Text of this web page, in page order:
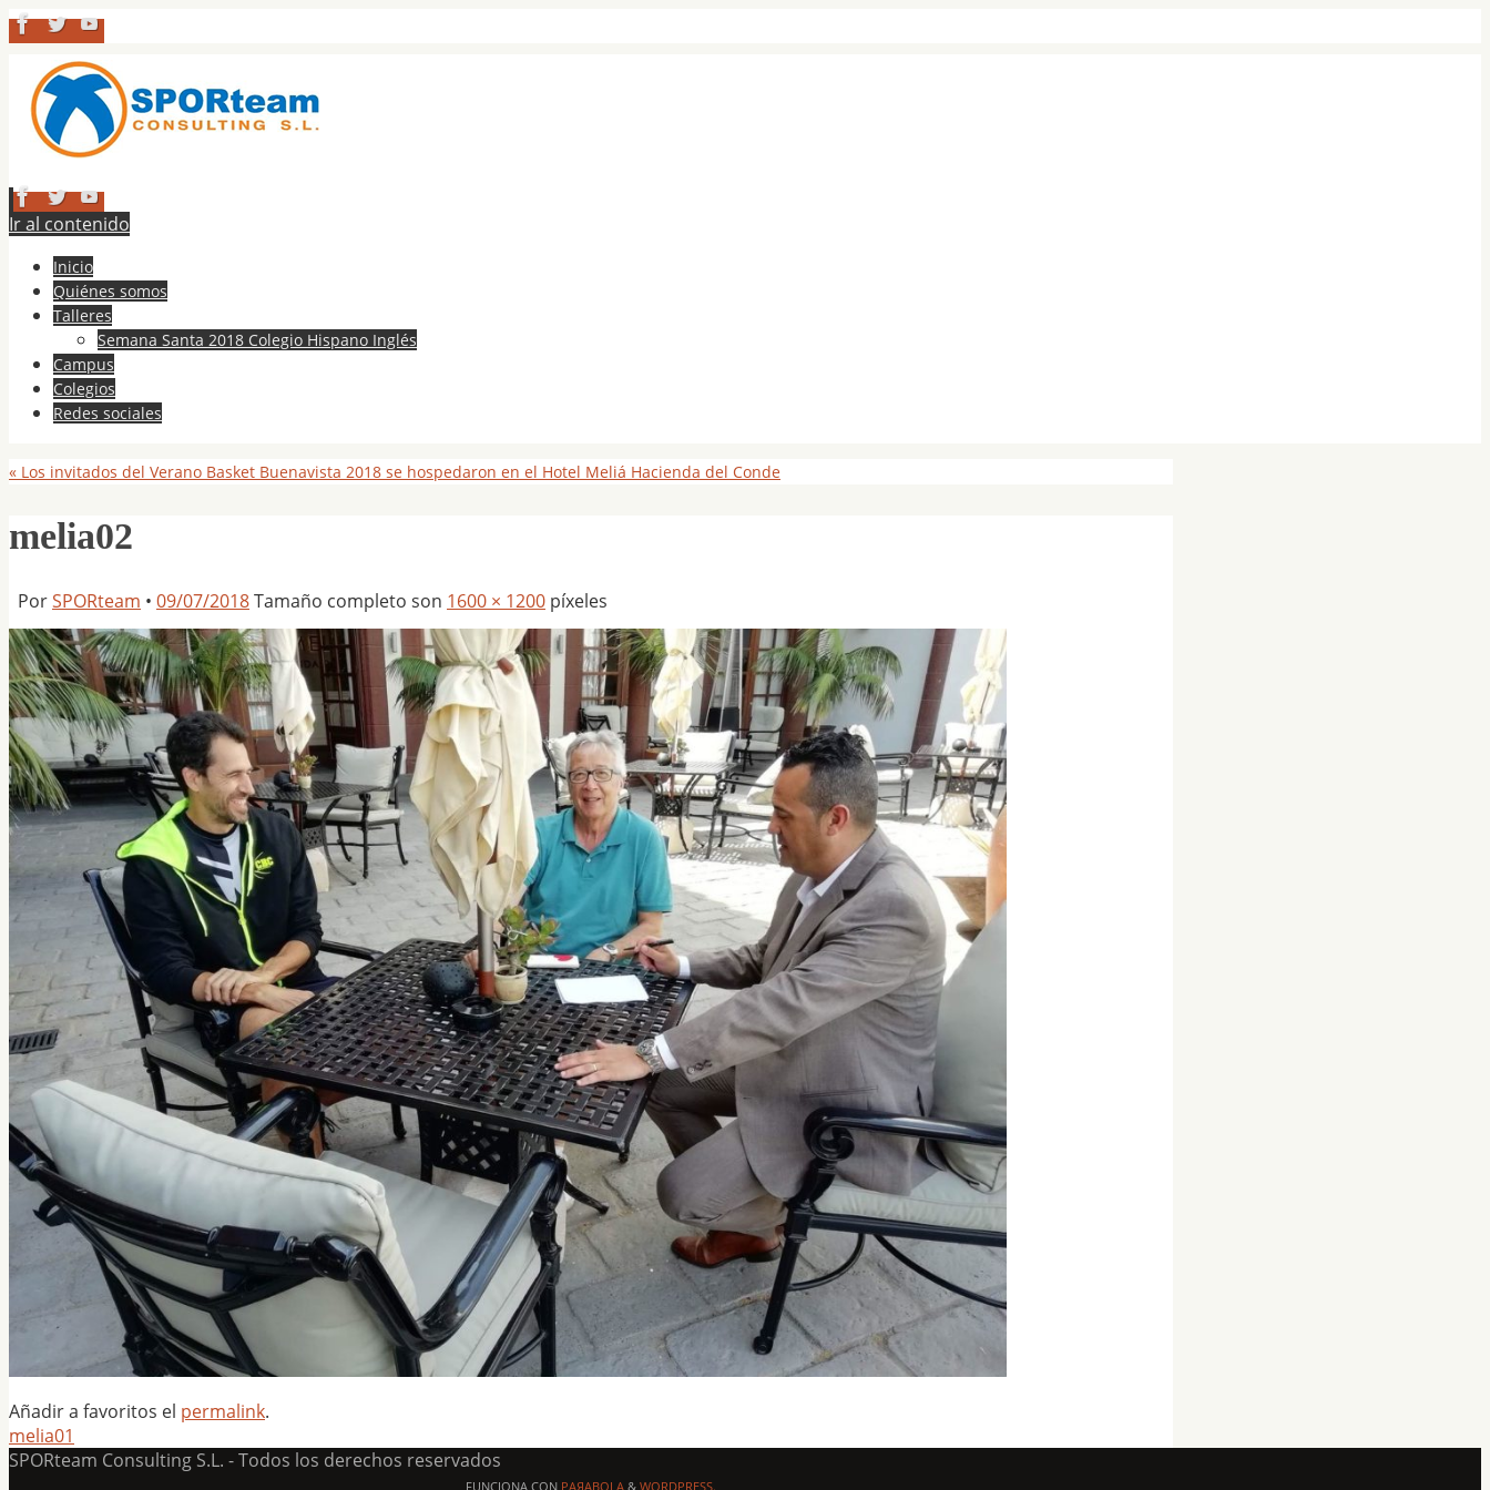
Ir al contenido
Inicio
Quiénes somos
Talleres
Semana Santa 2018 Colegio Hispano Inglés
Campus
Colegios
Redes sociales
« Los invitados del Verano Basket Buenavista 2018 se hospedaron en el Hotel Meliá Hacienda del Conde
melia02
PorSPORteam • 09/07/2018Tamaño completo son 1600 × 1200 píxeles
Añadir a favoritos el permalink.
melia01
SPORteam Consulting S.L. - Todos los derechos reservados
FUNCIONA CON PAЯABOLA & WORDPRESS.